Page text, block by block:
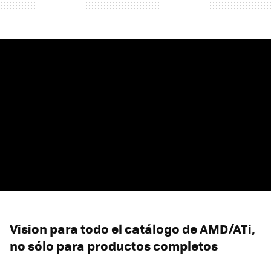
Vision para todo el catálogo de AMD/ATi,
no sólo para productos completos